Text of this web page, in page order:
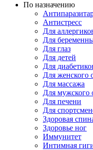
По назначению
Антистресс
Для
Для
Для глаз
Для детей
Для
Для женского
Для массажа
Для мужского
Для печени
Для
Здоровая
Здоровье ног
Иммунитет
Интимная